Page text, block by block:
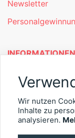
Newsletter
INFORMATIONEN
Was ist
Kontakt
Wir nutzen
Inhalte zu
analysieren.